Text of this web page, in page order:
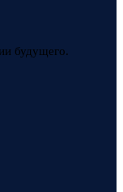
будущего.